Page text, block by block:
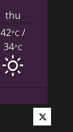
thu
42°C/
34°C
Twitter